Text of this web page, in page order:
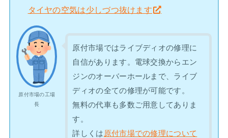
タイヤの空気は少しづつ抜けます
原付市場の工場
長
原付市場ではライブディオの修理に
自信があります。電球交換からエン
ジンのオーバーホールまで、ライブ
ディオの全ての修理が可能です。
無料の代車も多数ご用意してありま
す。
詳しくは 原付市場での修理について